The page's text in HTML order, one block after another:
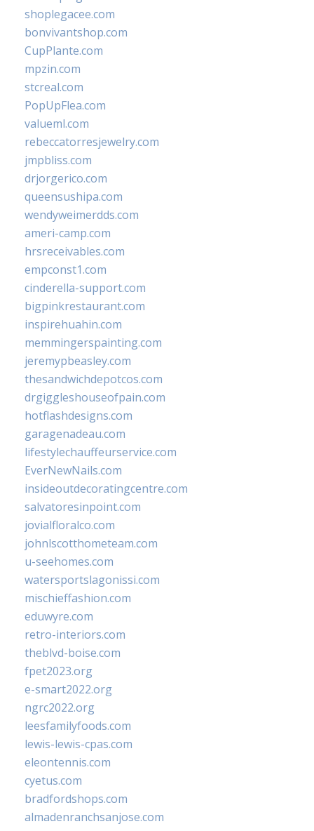
shoplegacee.com
bonvivantshop.com
CupPlante.com
mpzin.com
stcreal.com
PopUpFlea.com
valueml.com
rebeccatorresjewelry.com
jmpbliss.com
drjorgerico.com
queensushipa.com
wendyweimerdds.com
ameri-camp.com
hrsreceivables.com
empconst1.com
cinderella-support.com
bigpinkrestaurant.com
inspirehuahin.com
memmingerspainting.com
jeremypbeasley.com
thesandwichdepotcos.com
drgiggleshouseofpain.com
hotflashdesigns.com
garagenadeau.com
lifestylechauffeurservice.com
EverNewNails.com
insideoutdecoratingcentre.com
salvatoresinpoint.com
jovialfloralco.com
johnlscotthometeam.com
u-seehomes.com
watersportslagonissi.com
mischieffashion.com
eduwyre.com
retro-interiors.com
theblvd-boise.com
fpet2023.org
e-smart2022.org
ngrc2022.org
leesfamilyfoods.com
lewis-lewis-cpas.com
eleontennis.com
cyetus.com
bradfordshops.com
almadenranchsanjose.com